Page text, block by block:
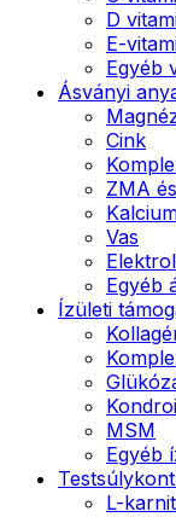
D
E-
Egyéb
Ásványi
Cink
ZMA
Vas
Egyéb
Ízületi
MSM
Egyéb
L-